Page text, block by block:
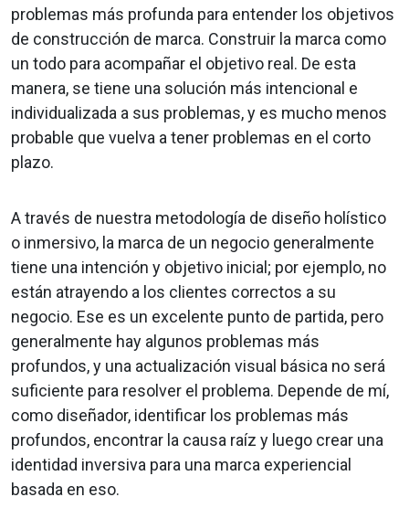
problemas más profunda para entender los objetivos
de construcción de marca. Construir la marca como
un todo para acompañar el objetivo real. De esta
manera, se tiene una solución más intencional e
individualizada a sus problemas, y es mucho menos
probable que vuelva a tener problemas en el corto
plazo.
A través de nuestra metodología de diseño holístico
o inmersivo, la marca de un negocio generalmente
tiene una intención y objetivo inicial; por ejemplo, no
están atrayendo a los clientes correctos a su
negocio. Ese es un excelente punto de partida, pero
generalmente hay algunos problemas más
profundos, y una actualización visual básica no será
suficiente para resolver el problema. Depende de mí,
como diseñador, identificar los problemas más
profundos, encontrar la causa raíz y luego crear una
identidad inversiva para una marca experiencial
basada en eso.